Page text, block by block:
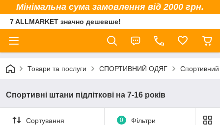
Мінімальна сума замовлення від 2000 грн.
7 ALLMARKET значно дешевше!
Товари та послуги СПОРТИВНИЙ ОДЯГ Спортивний
Спортивні штани підліткові на 7-16 років
Сортування 0 Фільтри